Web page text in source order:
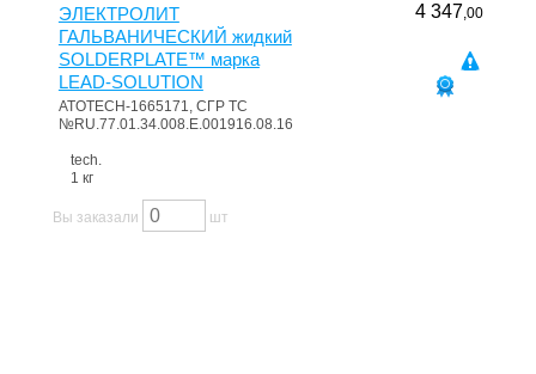
ЭЛЕКТРОЛИТ
ГАЛЬВАНИЧЕСКИЙ жидкий
SOLDERPLATE™ марка
LEAD-SOLUTION
ATOTECH-1665171, СГР ТС
№RU.77.01.34.008.E.001916.08.16
tech.
1 кг
4 347,00
Вы заказали шт